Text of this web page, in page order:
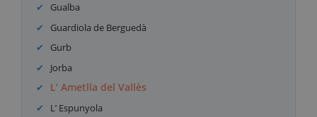
Gualba
Guardiola de Berguedà
Gurb
Jorba
L’ Ametlla del Vallès
L’ Espunyola